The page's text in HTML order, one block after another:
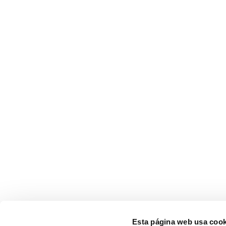
Esta página web usa